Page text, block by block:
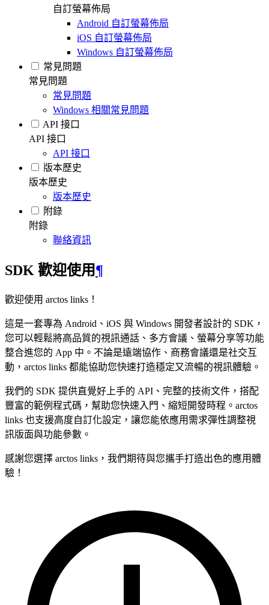
自訂螢幕佈局
Android 自訂螢幕佈局
iOS 自訂螢幕佈局
Windows 自訂螢幕佈局
常見問題
常見問題
常見問題
Windows 相關常見問題
API 接口
API 接口
API 接口
版本歷史
版本歷史
版本歷史
附錄
附錄
聯絡資訊
SDK 歡迎使用¶
歡迎使用 arctos links！
這是一套專為 Android、iOS 與 Windows 開發者設計的 SDK，
您可以輕鬆將高品質的視訊通話、多方會議、螢幕分享等功能
整合進您的 App 中。不論是遠端協作、商務會議還是社交互
動，arctos links 都能協助您快速打造穩定又流暢的視訊體驗。
我們的 SDK 提供直覺好上手的 API、完整的技術文件，搭配
豐富的範例程式碼，幫助您快速入門、縮短開發時程。arctos
links 也支援高度自訂化設定，讓您能依應用需求彈性調整視
訊版面與功能參數。
感謝您選擇 arctos links，我們期待與您攜手打造出色的應用體
驗！